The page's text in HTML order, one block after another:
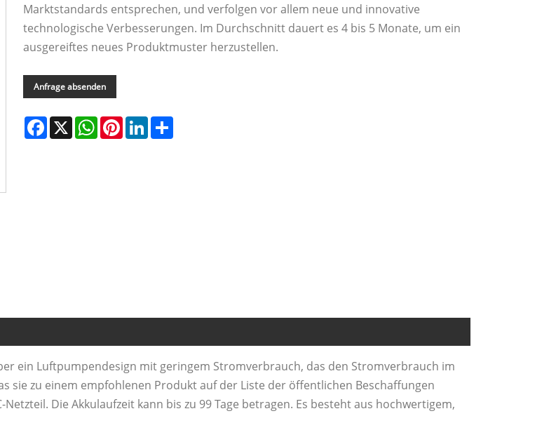
Marktstandards entsprechen, und verfolgen vor allem neue und innovative
technologische Verbesserungen. Im Durchschnitt dauert es 4 bis 5 Monate, um ein
ausgereiftes neues Produktmuster herzustellen.
Anfrage absenden
Facebook
X WhatsAppPinterestLinkedIn
ein Luftpumpendesign mit geringem Stromverbrauch, das den Stromverbrauch im
sie zu einem empfohlenen Produkt auf der Liste der öffentlichen Beschaffungen
Die Akkulaufzeit kann bis zu 99 Tage betragen. Es besteht aus hochwertigem,